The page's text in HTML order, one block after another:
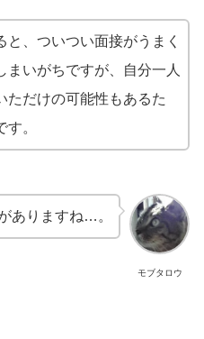
と、ついつい面接がうまく
まいがちですが、自分一人
ただけの可能性もあるた
。
モブタロウ
ありますね…。